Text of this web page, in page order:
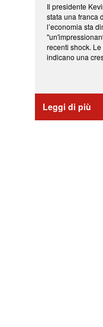
Il presidente
stata una franca
l’economia sta
recenti shock.
indicano una
Leggi di più